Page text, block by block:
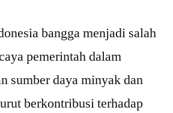
bangga menjadi salah
pemerintah dalam
sumber daya minyak dan
berkontribusi terhadap